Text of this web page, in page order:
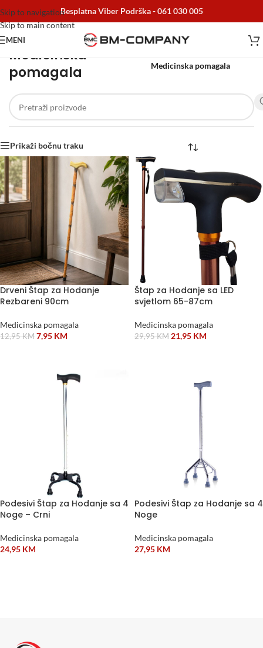
Skip to navigation
Skip to main content
Besplatna Viber Podrška -061 030 005
MENI
Medicinska
pomagala
Medicinska pomagala
Prikaži bočnu traku
Drveni Štap za Hodanje
Rezbareni 90cm
Medicinska pomagala
12,95KM 7,95 KM
Štap za Hodanje sa LED
svjetlom 65-87cm
Medicinska pomagala
29,95KM 21,95 KM
Podesivi Štap za Hodanje sa 4
Noge – Crni
Medicinska pomagala
24,95 KM
Podesivi Štap za Hodanje sa 4
Noge
Medicinska pomagala
27,95 KM